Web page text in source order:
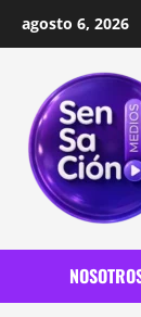
agosto 6, 2026